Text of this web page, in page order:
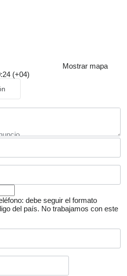
Mostrar mapa
(+04)
debe seguir el formato
del país. No trabajamos con este